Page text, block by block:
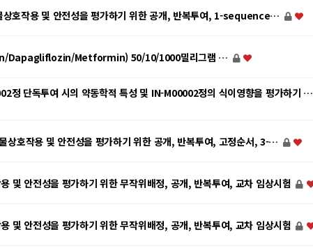
호작용 및 안전성을 평가하기 위한 공개, 반복투여, 1-sequence…
Dapagliflozin/Metformin) 50/10/1000밀리그램 …
정 단독투여 시의 약동학적 특성 및 IN-M00002정의 식이영향을 평가하기 …
호작용 및 안전성을 평가하기 위한 공개, 반복투여, 고정순서, 3-…
및 안전성을 평가하기 위한 무작위배정, 공개, 반복투여, 교차 임상시험
및 안전성을 평가하기 위한 무작위배정, 공개, 반복투여, 교차 임상시험